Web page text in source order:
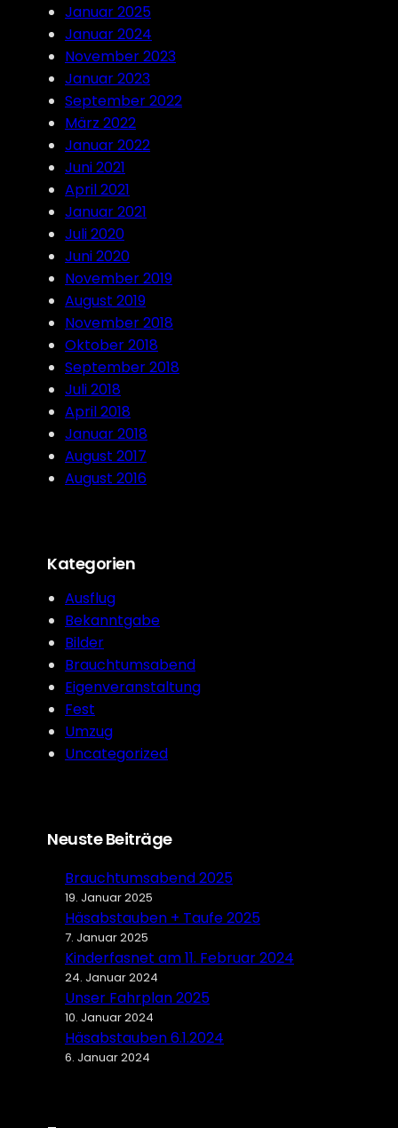
Januar 2025
Januar 2024
November 2023
Januar 2023
September 2022
März 2022
Januar 2022
Juni 2021
April 2021
Januar 2021
Juli 2020
Juni 2020
November 2019
August 2019
November 2018
Oktober 2018
September 2018
Juli 2018
April 2018
Januar 2018
August 2017
August 2016
Kategorien
Ausflug
Bekanntgabe
Bilder
Brauchtumsabend
Eigenveranstaltung
Fest
Umzug
Uncategorized
Neuste Beiträge
Brauchtumsabend 2025
19. Januar 2025
Häsabstauben + Taufe 2025
7. Januar 2025
Kinderfasnet am 11. Februar 2024
24. Januar 2024
Unser Fahrplan 2025
10. Januar 2024
Häsabstauben 6.1.2024
6. Januar 2024